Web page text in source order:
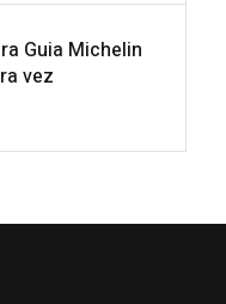
Guia Michelin
vez